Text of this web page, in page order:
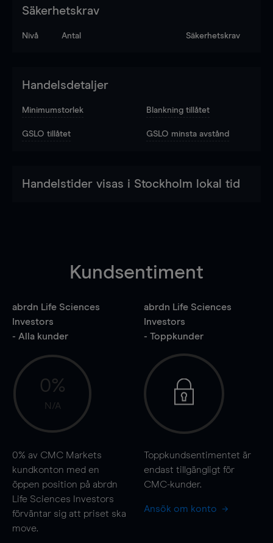
Säkerhetskrav
Nivå Antal Säkerhetskrav
Handelsdetaljer
Minimumstorlek Blankning tillåtet
GSLO tillåtet GSLO minsta avstånd
Handelstider visas i Stockholm lokal tid
Kundsentiment
abrdn Life Sciences
Investors
- Alla kunder
0%
N/A
0% av CMC Markets
kundkonton med en
öppen position på abrdn
Life Sciences Investors
förväntar sig att priset ska
move.
abrdn Life Sciences
Investors
- Toppkunder
Toppkundsentimentet är
endast tillgängligt för
CMC-kunder.
Ansök om konto